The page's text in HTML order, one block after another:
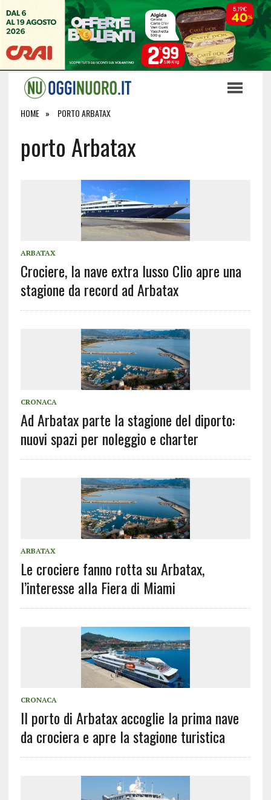
HOME PORTO ARBATAX
porto Arbatax
ARBATAX
Crociere, la nave extra lusso Clio apre una
stagione da record ad Arbatax
CRONACA
Ad Arbatax parte la stagione del diporto:
nuovi spazi per noleggio e charter
ARBATAX
Le crociere fanno rotta su Arbatax,
l’interesse alla Fiera di Miami
CRONACA
Il porto di Arbatax accoglie la prima nave
da crociera e apre la stagione turistica